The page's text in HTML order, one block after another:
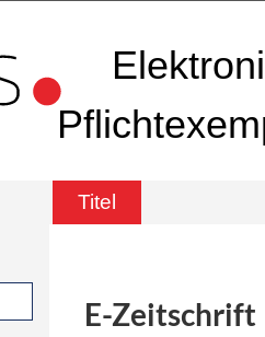
Titel
E-Zeitschrift